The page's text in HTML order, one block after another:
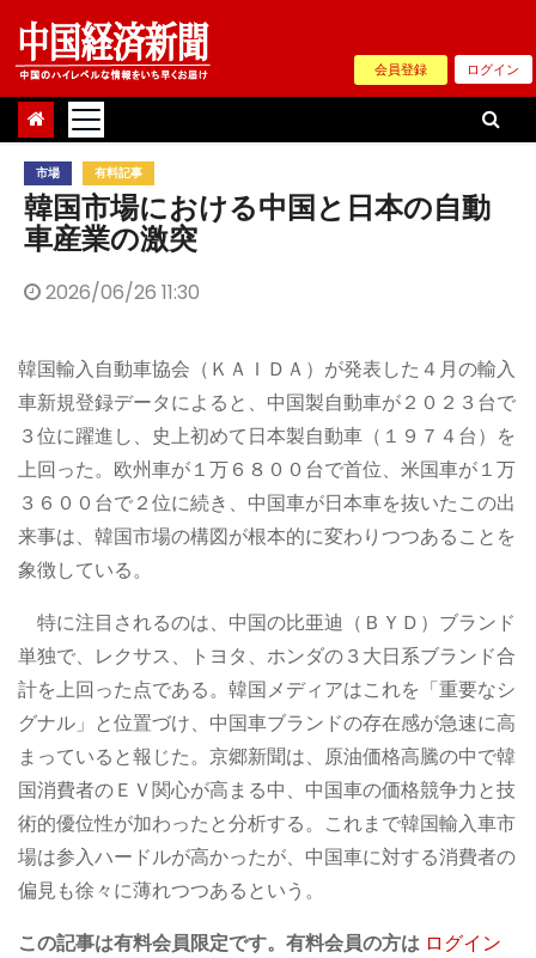
Skip
content
会員登録 ログイン
市場 有料記事
韓国市場における中国と日本の自動
車産業の激突
2026/06/26 11:30
韓国輸入自動車協会（ＫＡＩＤＡ）が発表した４月の輸入
車新規登録データによると、中国製自動車が２０２３台で
３位に躍進し、史上初めて日本製自動車（１９７４台）を
上回った。欧州車が１万６８００台で首位、米国車が１万
３６００台で２位に続き、中国車が日本車を抜いたこの出
来事は、韓国市場の構図が根本的に変わりつつあることを
象徴している。
特に注目されるのは、中国の比亜迪（ＢＹＤ）ブランド
単独で、レクサス、トヨタ、ホンダの３大日系ブランド合
計を上回った点である。韓国メディアはこれを「重要なシ
グナル」と位置づけ、中国車ブランドの存在感が急速に高
まっていると報じた。京郷新聞は、原油価格高騰の中で韓
国消費者のＥＶ関心が高まる中、中国車の価格競争力と技
術的優位性が加わったと分析する。これまで韓国輸入車市
場は参入ハードルが高かったが、中国車に対する消費者の
偏見も徐々に薄れつつあるという。
この記事は有料会員限定です。有料会員の方は ログイン